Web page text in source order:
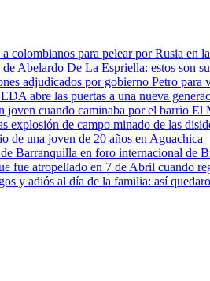
colombianos para pelear por Rusia en
Abelardo De La Espriella: estos son
adjudicados por gobierno Petro para
abre las puertas a una nueva
joven cuando caminaba por el barrio El
explosión de campo minado de las
de una joven de 20 años en Aguachica
Barranquilla en foro internacional de
fue atropellado en 7 de Abril cuando
y adiós al día de la familia: así